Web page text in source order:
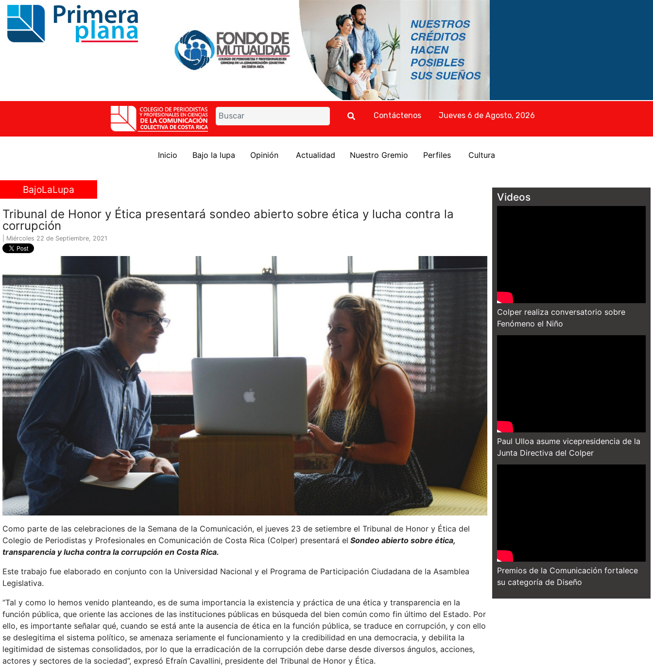
Contáctenos Jueves 6 de Agosto, 2026
Inicio Bajo la lupa Opinión Actualidad Nuestro Gremio Perfiles Cultura
BajoLaLupa
Tribunal de Honor y Ética presentará sondeo abierto sobre ética y lucha contra la
corrupción
| Miércoles 22 de Septiembre, 2021
Como parte de las celebraciones de la Semana de la Comunicación, el jueves 23 de setiembre el Tribunal de Honor y Ética del
Colegio de Periodistas y Profesionales en Comunicación de Costa Rica (Colper) presentará el Sondeo abierto sobre ética,
transparencia y lucha contra la corrupción en Costa Rica.
Este trabajo fue elaborado en conjunto con la Universidad Nacional y el Programa de Participación Ciudadana de la Asamblea
Legislativa.
“Tal y como lo hemos venido planteando, es de suma importancia la existencia y práctica de una ética y transparencia en la
función pública, que oriente las acciones de las instituciones públicas en búsqueda del bien común como fin último del Estado. Por
ello, es importante señalar qué, cuando se está ante la ausencia de ética en la función pública, se traduce en corrupción, y con ello
se deslegitima el sistema político, se amenaza seriamente el funcionamiento y la credibilidad en una democracia, y debilita la
legitimidad de sistemas consolidados, por lo que la erradicación de la corrupción debe darse desde diversos ángulos, acciones,
actores y sectores de la sociedad”, expresó Efraín Cavallini, presidente del Tribunal de Honor y Ética.
Videos
Colper realiza conversatorio sobre
Fenómeno el Niño
Paul Ulloa asume vicepresidencia de la
Junta Directiva del Colper
Premios de la Comunicación fortalece
su categoría de Diseño